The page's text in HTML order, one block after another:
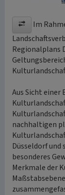
Im
Regionalplans
Aus Sicht einer
nachhaltigen
Düsseldorf
besonderes
Merkmale der